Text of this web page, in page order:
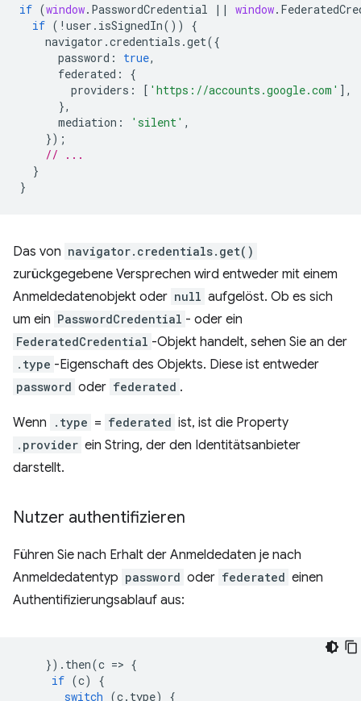
if (window. PasswordCredential || window.
if ( ! user . isSignedIn())
{
navigator .credentials .get({
password : true,
federated :
{
providers : [ 'https://accounts.google.com' ],
},
mediation : 'silent' ,
});
// ...
}
}
Das von navigator.credentials.get()
zurückgegebene Versprechen wird entweder mit einem
Anmeldedatenobjekt oder null aufgelöst. Ob es sich
um ein PasswordCredential - oder ein
FederatedCredential -Objekt handelt, sehen Sie an der
.type -Eigenschaft des Objekts. Diese ist entweder
password oder federated .
Wenn .type = federated ist, ist die Property
.provider ein String, der den Identitätsanbieter
darstellt.
Nutzer authentifizieren
Führen Sie nach Erhalt der Anmeldedaten je nach
Anmeldedatentyp password oder federated einen
Authentifizierungsablauf aus:
}). then(c => {
if (c)
{
switch (c. type) {